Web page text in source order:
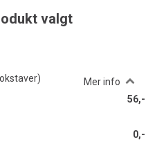
valgt
Mer info
56,-
0,-